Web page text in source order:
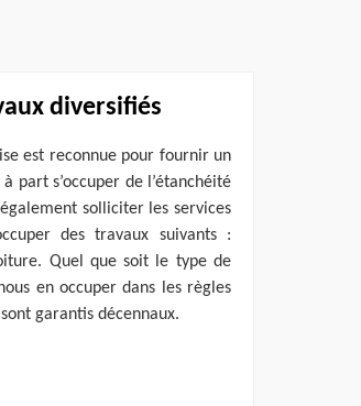
diversifiés
est reconnue pour fournir un
part s’occuper de l’étanchéité
solliciter les services
des travaux suivants :
Quel que soit le type de
en occuper dans les règles
garantis décennaux.